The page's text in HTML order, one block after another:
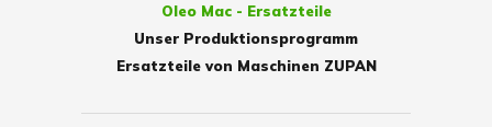
Oleo Mac - Ersatzteile
Unser Produktionsprogramm
Ersatzteile von Maschinen ZUPAN